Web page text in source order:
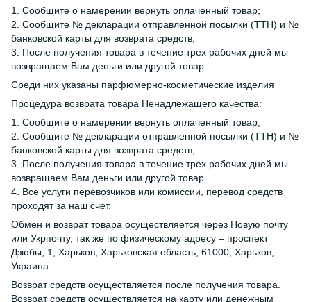
1. Сообщите о намерении вернуть оплаченный товар;
2. Сообщите № декларации отправленной посылки (ТТН) и №
банковской карты для возврата средств;
3. После получения товара в течение трех рабочих дней мы
возвращаем Вам деньги или другой товар
Среди них указаны парфюмерно-косметические изделия
Процедура возврата товара Ненадлежащего качества:
1. Сообщите о намерении вернуть оплаченный товар;
2. Сообщите № декларации отправленной посылки (ТТН) и №
банковской карты для возврата средств;
3. После получения товара в течение трех рабочих дней мы
возвращаем Вам деньги или другой товар
4. Все услуги перевозчиков или комиссии, перевод средств
проходят за наш счет.
Обмен и возврат товара осуществляется через Новую почту
или Укрпочту, так же по физическому адресу – проспект
Дзюбы, 1, Харьков, Харьковская область, 61000, Харьков,
Украина
Возврат средств осуществляется после получения товара.
Возврат средств осуществляется на карту или денежным